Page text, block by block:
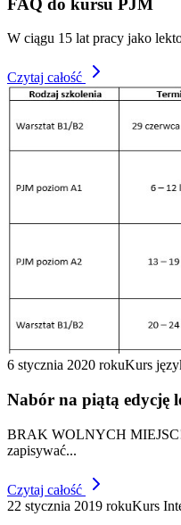
W ciągu 15 lat pracy jako
Czytaj całość
6 stycznia 2020 rokuKurs
Nabór na piątą edycję
BRAK WOLNYCH MIEJSC!
zapisywać...
Czytaj całość
22 stycznia 2019 rokuKurs